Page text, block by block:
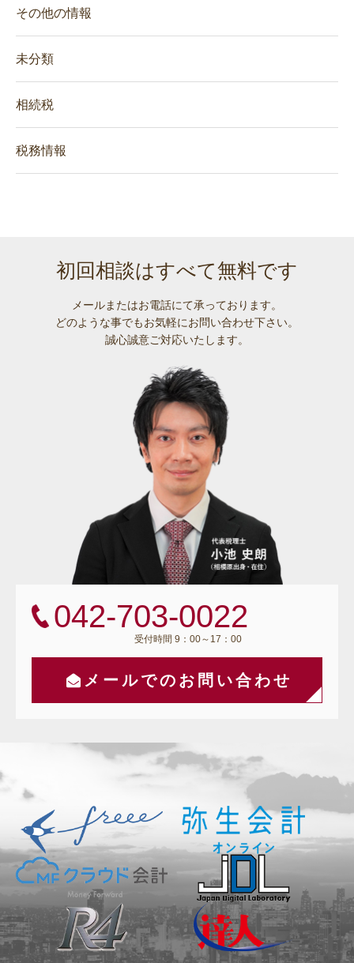
その他の情報
未分類
相続税
税務情報
初回相談はすべて無料です
メールまたはお電話にて承っております。
どのような事でもお気軽にお問い合わせ下さい。
誠心誠意ご対応いたします。
042-703-0022
受付時間 9：00～17：00
メールでのお問い合わせ